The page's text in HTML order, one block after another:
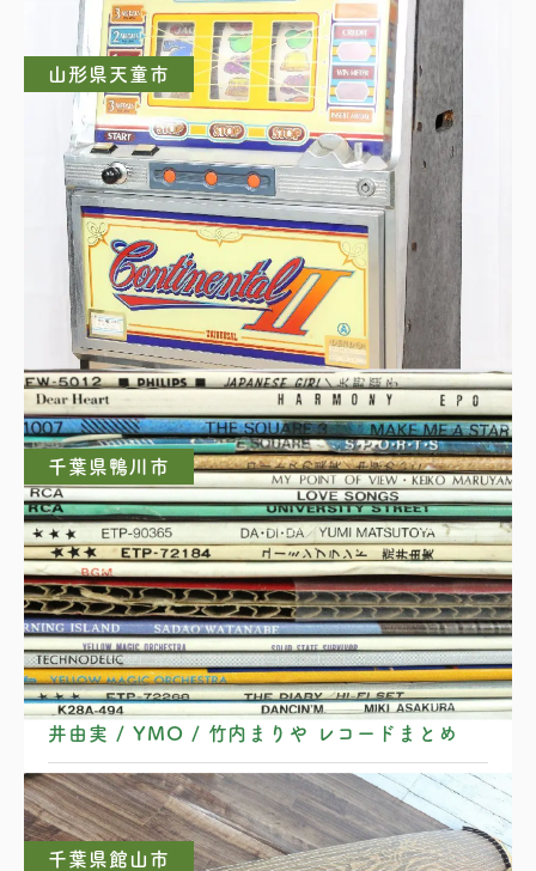
山形県天童市
UNIVERSAL ユニバーサル コンチネンタル2 ス
ロット台
千葉県鴨川市
矢野顕子 / EPO / スクェア / 中原めいこ / 荒
井由実 / YMO / 竹内まりや レコードまとめ
千葉県館山市